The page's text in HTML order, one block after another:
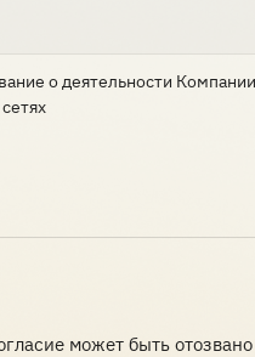
о деятельности
может быть